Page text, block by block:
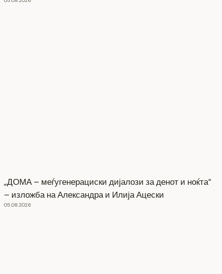
„ДОМА – меѓугенерациски дијалози за денот и ноќта“
– изложба на Александра и Илија Ацески
05.08.2026